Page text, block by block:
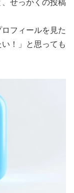
フィールを見た
！」と思っても